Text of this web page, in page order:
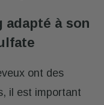
adapté à son
ont des
il est important